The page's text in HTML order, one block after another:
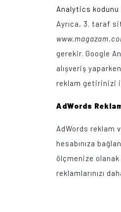
Analytics
Ayrıca, 3. taraf
gerekir. Google
alışveriş
reklam getirinizi
AdWords
AdWords reklam
hesabınıza
ölçmenize
reklamlarınızı